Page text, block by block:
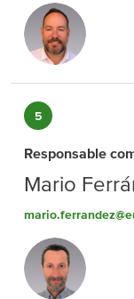
5
Responsable
Mario